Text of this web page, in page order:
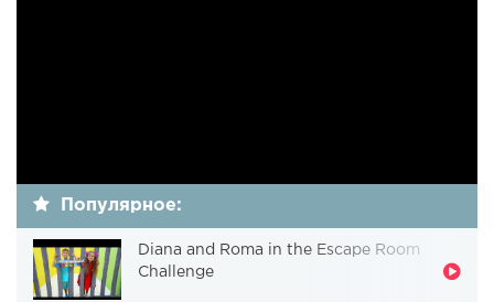
Популярное:
Diana and Roma in the Escape Room
Challenge